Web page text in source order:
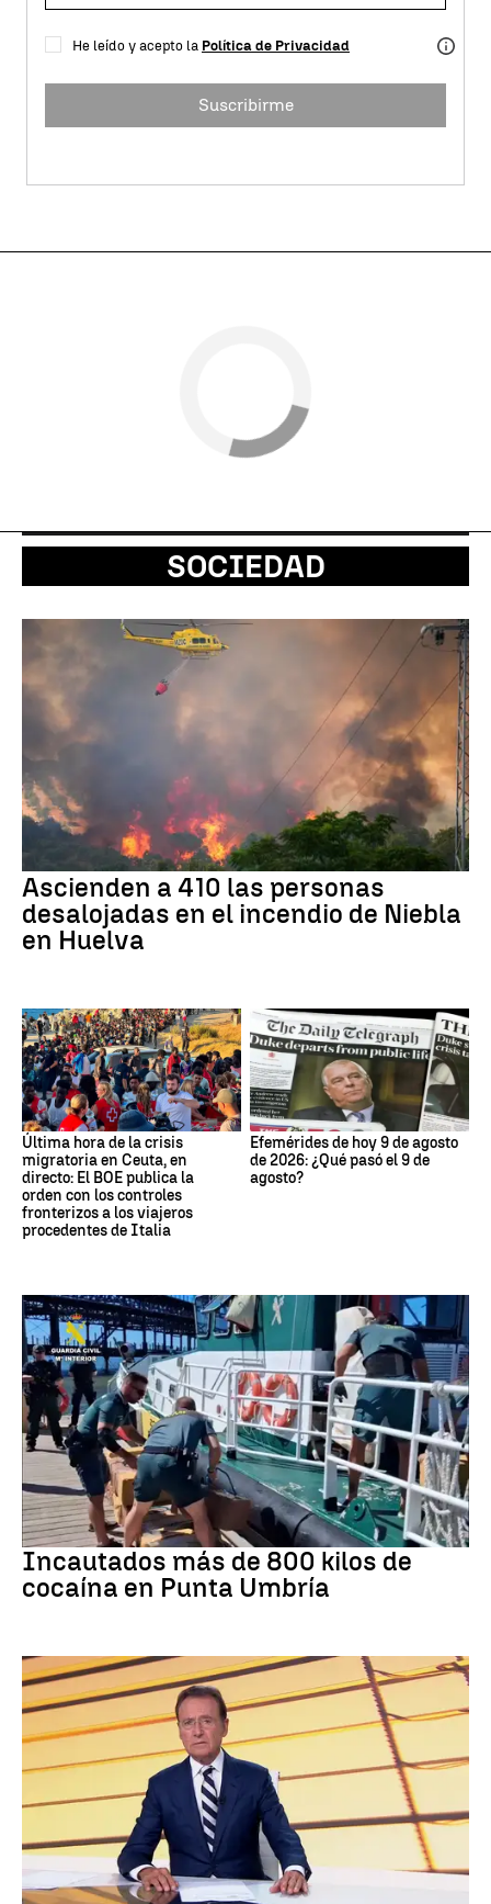
He leído y acepto la Política de Privacidad
Suscribirme
SOCIEDAD
Ascienden a 410 las personas
desalojadas en el incendio de Niebla
en Huelva
Última hora de la crisis
migratoria en Ceuta, en
directo: El BOE publica la
orden con los controles
fronterizos a los viajeros
procedentes de Italia
Efemérides de hoy 9 de agosto
de 2026: ¿Qué pasó el 9 de
agosto?
Tráfico de drogas
Incautados más de 800 kilos de
cocaína en Punta Umbría
Dormir